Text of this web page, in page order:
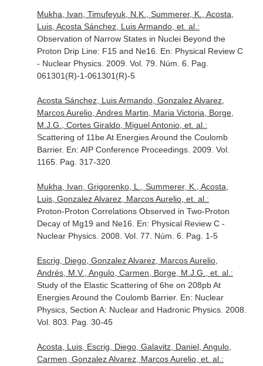
Mukha, Ivan, Timufeyuk, N.K., Summerer, K., Acosta,
Luis, Acosta Sánchez, Luis Armando, et. al.:
Observation of Narrow States in Nuclei Beyond the
Proton Drip Line: F15 and Ne16. En: Physical Review C
- Nuclear Physics. 2009. Vol. 79. Núm. 6. Pag.
061301(R)-1-061301(R)-5
Acosta Sánchez, Luis Armando, Gonzalez Alvarez,
Marcos Aurelio, Andres Martin, Maria Victoria, Borge,
M.J.G., Cortes Giraldo, Miguel Antonio, et. al.:
Scattering of 11be At Energies Around the Coulomb
Barrier. En: AIP Conference Proceedings. 2009. Vol.
1165. Pag. 317-320
Mukha, Ivan, Grigorenko, L., Summerer, K., Acosta,
Luis, Gonzalez Alvarez, Marcos Aurelio, et. al.:
Proton-Proton Correlations Observed in Two-Proton
Decay of Mg19 and Ne16. En: Physical Review C -
Nuclear Physics. 2008. Vol. 77. Núm. 6. Pag. 1-5
Escrig, Diego, Gonzalez Alvarez, Marcos Aurelio,
Andrés, M.V., Angulo, Carmen, Borge, M.J.G., et. al.:
Study of the Elastic Scattering of 6he on 208pb At
Energies Around the Coulomb Barrier. En: Nuclear
Physics, Section A: Nuclear and Hadronic Physics. 2008.
Vol. 803. Pag. 30-45
Acosta, Luis, Escrig, Diego, Galavitz, Daniel, Angulo,
Carmen, Gonzalez Alvarez, Marcos Aurelio, et. al.: